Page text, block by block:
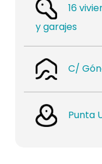
16
y garajes
C/
Punta